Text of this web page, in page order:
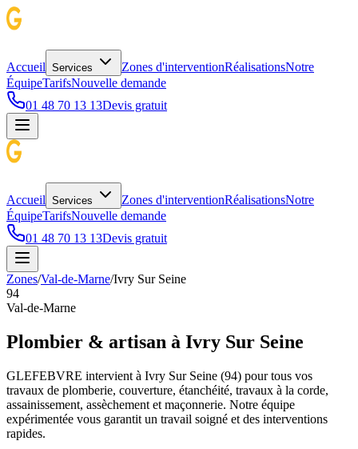
Accueil Services Zones d'interventionRéalisationsNotre
ÉquipeTarifsNouvelle demande
01 48 70 13 13Devis gratuit
Accueil Services Zones d'interventionRéalisationsNotre
ÉquipeTarifsNouvelle demande
01 48 70 13 13Devis gratuit
Zones/Val-de-Marne/Ivry Sur Seine
94
Val-de-Marne
Plombier & artisan à Ivry Sur Seine
GLEFEBVRE intervient à Ivry Sur Seine (94) pour tous vos
travaux de plomberie, couverture, étanchéité, travaux à la corde,
assainissement, assèchement et maçonnerie. Notre équipe
expérimentée vous garantit un travail soigné et des interventions
rapides.